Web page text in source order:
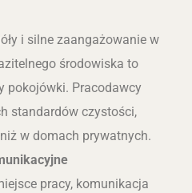
i silne zaangażowanie w
środowiska to
pokojówki. Pracodawcy
standardów czystości,
w domach prywatnych.
pracy, komunikacja